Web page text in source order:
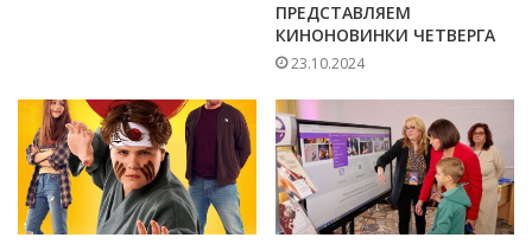
ПРЕДСТАВЛЯЕМ
КИНОНОВИНКИ ЧЕТВЕРГА
23.10.2024